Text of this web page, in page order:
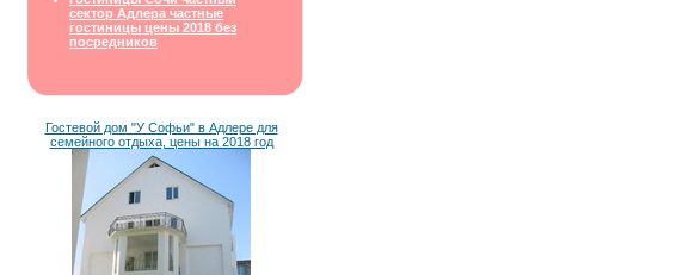
сектор Адлера частные
гостиницы цены 2018 без
посредников
Гостевой дом "У Софьи" в Адлере для
семейного отдыха, цены на 2018 год